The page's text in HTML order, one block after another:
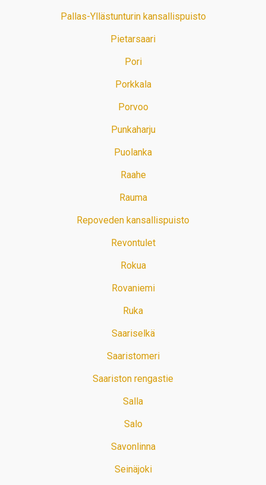
Pallas-Yllästunturin kansallispuisto
Pietarsaari
Pori
Porkkala
Porvoo
Punkaharju
Puolanka
Raahe
Rauma
Repoveden kansallispuisto
Revontulet
Rokua
Rovaniemi
Ruka
Saariselkä
Saaristomeri
Saariston rengastie
Salla
Salo
Savonlinna
Seinäjoki